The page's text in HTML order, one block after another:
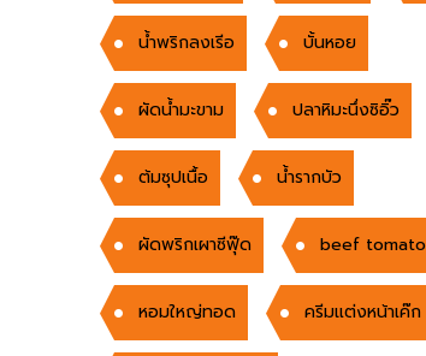
น้ำพริกลงเรีอ บั้นหอย
ผัดน้ำมะขาม ปลาหิมะนึ่งซิอิ๊ว
ต้มซุปเนื้อ น้ำรากบัว
ผัดพริกเผาซีฟุ๊ด beef tomato
หอมใหญ่ทอด ครีมแต่งหน้าเค๊ก